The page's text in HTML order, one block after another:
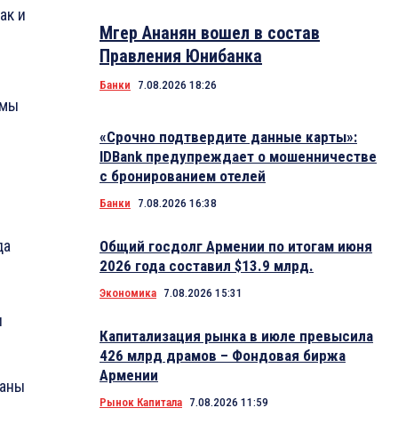
и
Мгер Ананян вошел в состав
Правления Юнибанка
Банки 7.08.2026 18:26
«Срочно подтвердите данные карты»:
IDBank предупреждает о мошенничестве
с бронированием отелей
Банки 7.08.2026 16:38
Общий госдолг Армении по итогам июня
2026 года составил $13.9 млрд.
Экономика 7.08.2026 15:31
Капитализация рынка в июле превысила
426 млрд драмов – Фондовая биржа
Армении
Рынок Капитала 7.08.2026 11:59